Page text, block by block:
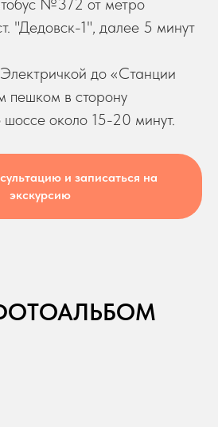
№372 от метро
"Дедовск-1", далее 5 минут
до «Станции
пешком в сторону
шоссе около 15-20 минут.
и записаться на
экскурсию